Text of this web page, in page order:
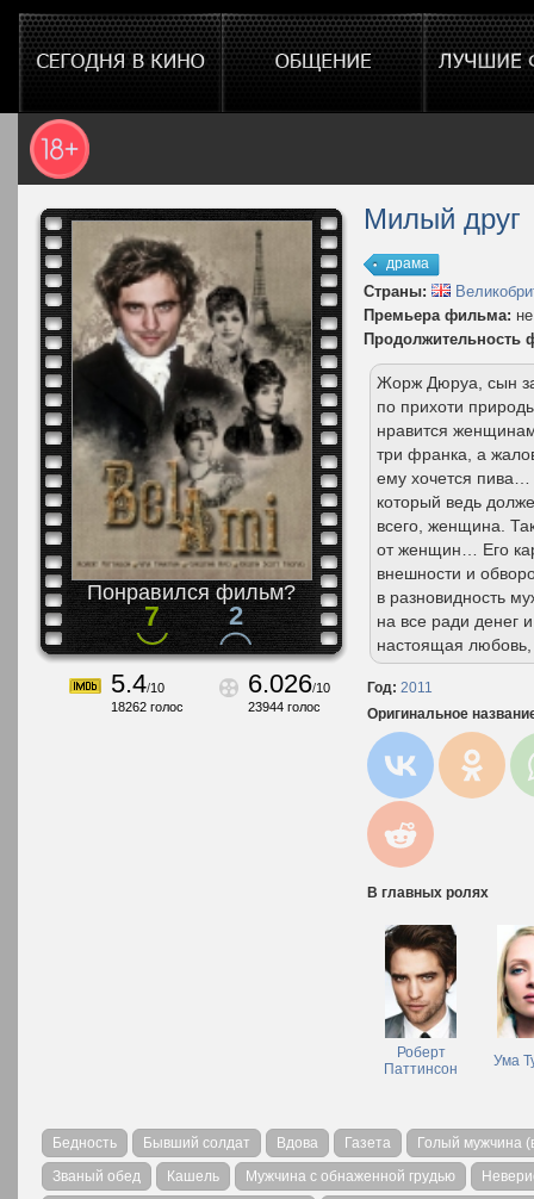
Понравился фильм?
7 2
5.4/10
18262 голос
6.026/10
23944 голос
Милый друг
драма
Страны:
Премьера фильма:
Продолжительность
Жорж Дюруа, сын
по прихоти
нравится
три франка, а
ему хочется
который ведь
всего, женщина.
от женщин… Его
внешности и
в разновидность
на все ради денег
настоящая
Год: 2011
Оригинальное
В главных ролях
Роберт
Паттинсон
Ума
Бедность Бывший солдат Вдова Газета
Голый мужчина
Званый обед
Кашель Мужчина с обнаженной грудью